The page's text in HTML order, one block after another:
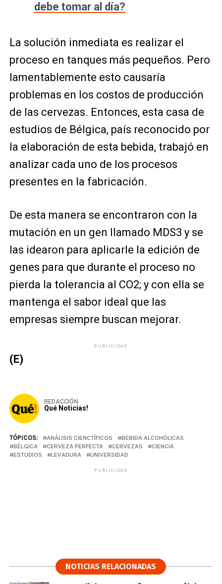
debe tomar al día?
La solución inmediata es realizar el
proceso en tanques más pequeños. Pero
lamentablemente esto causaría
problemas en los costos de producción
de las cervezas. Entonces, esta casa de
estudios de Bélgica, país reconocido por
la elaboración de esta bebida, trabajó en
analizar cada uno de los procesos
presentes en la fabricación.
De esta manera se encontraron con la
mutación en un gen llamado MDS3 y se
las idearon para aplicarle la edición de
genes para que durante el proceso no
pierda la tolerancia al CO2; y con ella se
mantenga el sabor ideal que las
empresas siempre buscan mejorar.
PUBLICIDAD
(E)
REDACCIÓN
Qué Noticias!
TÓPICOS: ANÁLISIS CIENCTÍFICOS
BEBIDA ALCOHÓLICAS
BÉLGICA
CERVEZA PERFECTA CERVEZAS
CIENCIA
ESTUDIOS
LEVADURA UNIVERSIDAD
PUBLICIDAD
NOTICIAS RELACIONADAS